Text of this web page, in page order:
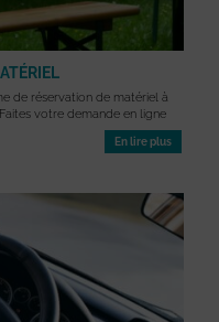
de réservation de matériel à
votre demande en ligne
En lire plus